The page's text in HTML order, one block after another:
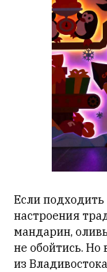
Если подходить
настроения
мандарин,
не обойтись.
из